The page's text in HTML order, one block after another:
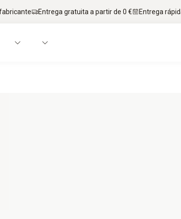
Entrega gratuita a partir de 0 € Entrega